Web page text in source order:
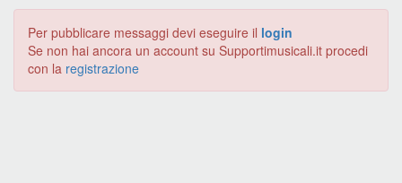
Per pubblicare messaggi devi eseguire il login
Se non hai ancora un account su Supportimusicali.it procedi
con la registrazione